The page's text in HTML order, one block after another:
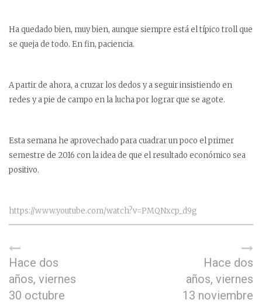
Ha quedado bien, muy bien, aunque siempre está el típico troll que
se queja de todo. En fin, paciencia.
A partir de ahora, a cruzar los dedos y a seguir insistiendo en
redes y a pie de campo en la lucha por lograr que se agote.
Esta semana he aprovechado para cuadrar un poco el primer
semestre de 2016 con la idea de que el resultado económico sea
positivo.
https://www.youtube.com/watch?v=PMQNxcp_d9g
Hace dos
años, viernes
30 octubre
Hace dos
años, viernes
13 noviembre